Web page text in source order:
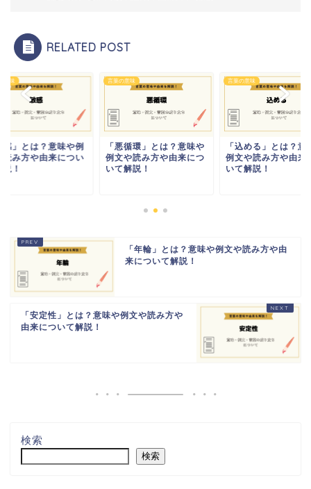
RELATED POST
意味
感」とは？意味や例
読み方や由来につい
！
言葉の意味
「悪循環」とは？意味や
例文や読み方や由来につ
いて解説！
言葉の意味
「込める」とは？意
例文や読み方や由来
いて解説！
「年輪」とは？意味や例文や読み方や由
来について解説！
「安定性」とは？意味や例文や読み方や
由来について解説！
検索
検索